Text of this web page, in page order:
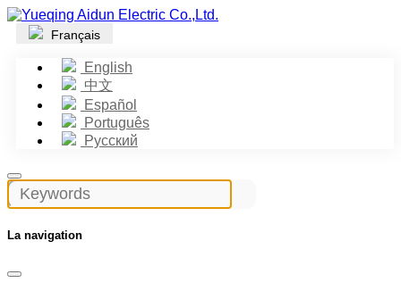
Français
English
中文
Español
Português
Русский
La navigation